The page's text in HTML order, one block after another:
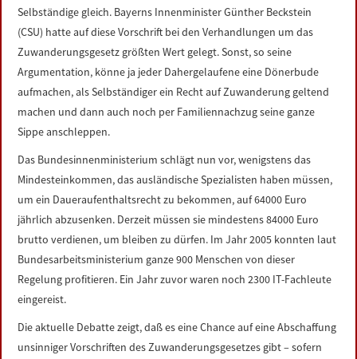
Selbständige gleich. Bayerns Innenminister Günther Beckstein
(CSU) hatte auf diese Vorschrift bei den Verhandlungen um das
Zuwanderungsgesetz größten Wert gelegt. Sonst, so seine
Argumentation, könne ja jeder Dahergelaufene eine Dönerbude
aufmachen, als Selbständiger ein Recht auf Zuwanderung geltend
machen und dann auch noch per Familiennachzug seine ganze
Sippe anschleppen.
Das Bundesinnenministerium schlägt nun vor, wenigstens das
Mindesteinkommen, das ausländische Spezialisten haben müssen,
um ein Daueraufenthaltsrecht zu bekommen, auf 64000 Euro
jährlich abzusenken. Derzeit müssen sie mindestens 84000 Euro
brutto verdienen, um bleiben zu dürfen. Im Jahr 2005 konnten laut
Bundesarbeitsministerium ganze 900 Menschen von dieser
Regelung profitieren. Ein Jahr zuvor waren noch 2300 IT-Fachleute
eingereist.
Die aktuelle Debatte zeigt, daß es eine Chance auf eine Abschaffung
unsinniger Vorschriften des Zuwanderungsgesetzes gibt – sofern